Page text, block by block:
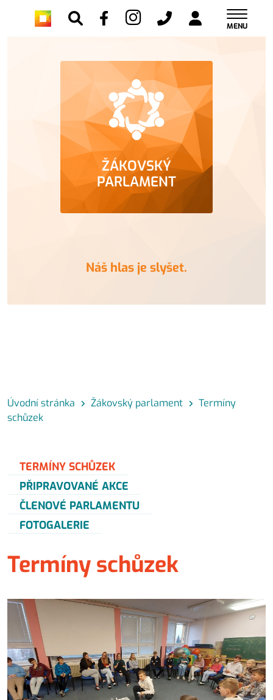
MENU
ŽÁKOVSKÝ
PARLAMENT
Náš hlas je slyšet.
Úvodní stránka Žákovský parlament
Termíny
schůzek
TERMÍNY SCHŮZEK
PŘIPRAVOVANÉ AKCE
ČLENOVÉ PARLAMENTU
FOTOGALERIE
Termíny schůzek